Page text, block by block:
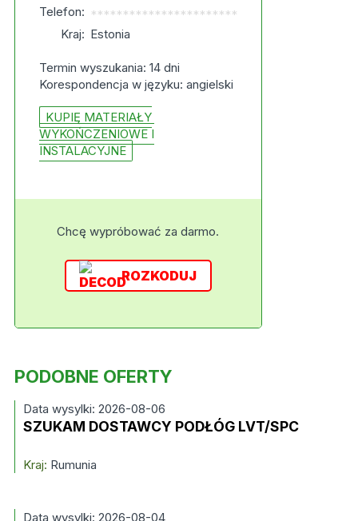
Telefon: ***********************
Kraj: Estonia
Termin wyszukania: 14 dni
Korespondencja w języku: angielski
KUPIĘ MATERIAŁY
WYKOŃCZENIOWE I
INSTALACYJNE
Chcę wypróbować za darmo.
ROZKODUJ
PODOBNE OFERTY
Data wysylki: 2026-08-06
SZUKAM DOSTAWCY PODŁÓG LVT/SPC
Kraj: Rumunia
Data wysylki: 2026-08-04